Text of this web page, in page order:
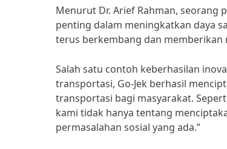
Menurut Dr. Arief Rahman, seorang
penting dalam meningkatkan daya
terus berkembang dan memberikan
Salah satu contoh keberhasilan
transportasi, Go-Jek berhasil
transportasi bagi masyarakat.
kami tidak hanya tentang
permasalahan sosial yang ada.”